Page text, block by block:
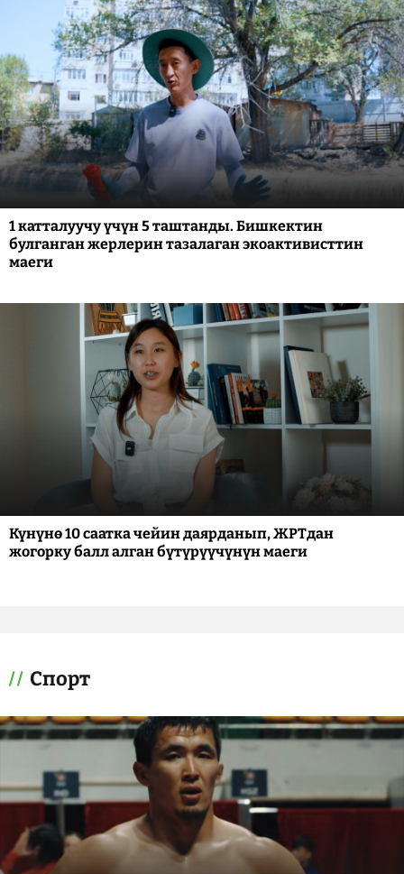
1 катталуучу үчүн 5 таштанды. Бишкектин
булганган жерлерин тазалаган экоактивисттин
маеги
Күнүнө 10 саатка чейин даярданып, ЖРТдан
жогорку балл алган бүтүрүүчүнүн маеги
Спорт